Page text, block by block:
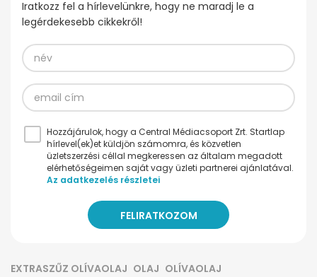
Iratkozz fel a hírlevelünkre, hogy ne maradj le a
legérdekesebb cikkekről!
Hozzájárulok, hogy a Central Médiacsoport Zrt. Startlap
hírlevel(ek)et küldjön számomra, és közvetlen
üzletszerzési céllal megkeressen az általam megadott
elérhetőségeimen saját vagy üzleti partnerei ajánlatával.
Az adatkezelés részletei
EXTRASZŰZ OLÍVAOLAJ OLAJ OLÍVAOLAJ